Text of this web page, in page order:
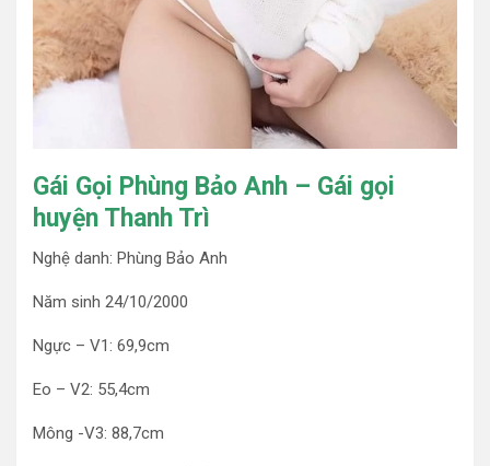
Gái Gọi Phùng Bảo Anh – Gái gọi
huyện Thanh Trì
Nghệ danh: Phùng Bảo Anh
Năm sinh 24/10/2000
Ngực – V1: 69,9cm
Eo – V2: 55,4cm
Mông -V3: 88,7cm